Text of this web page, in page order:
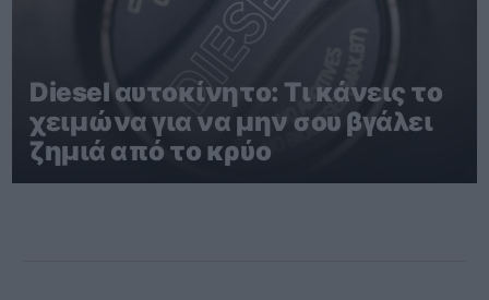
Diesel αυτοκίνητο: Τι κάνεις το
χειμώνα για να μην σου βγάλει
ζημιά από το κρύο